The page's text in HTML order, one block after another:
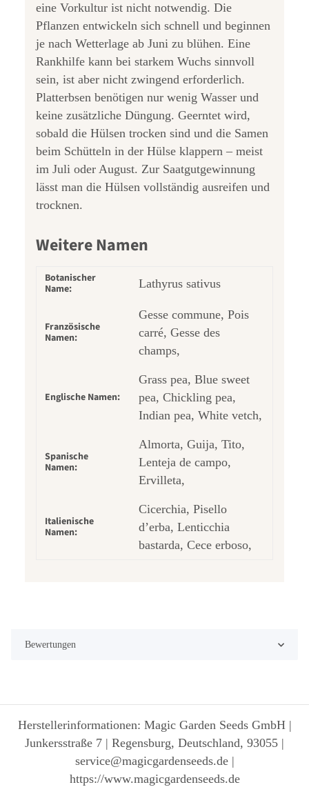
eine Vorkultur ist nicht notwendig. Die
Pflanzen entwickeln sich schnell und beginnen
je nach Wetterlage ab Juni zu blühen. Eine
Rankhilfe kann bei starkem Wuchs sinnvoll
sein, ist aber nicht zwingend erforderlich.
Platterbsen benötigen nur wenig Wasser und
keine zusätzliche Düngung. Geerntet wird,
sobald die Hülsen trocken sind und die Samen
beim Schütteln in der Hülse klappern – meist
im Juli oder August. Zur Saatgutgewinnung
lässt man die Hülsen vollständig ausreifen und
trocknen.
Weitere Namen
Botanischer
Name:
Lathyrus sativus
Französische
Namen:
Gesse commune, Pois
carré, Gesse des
champs,
Englische Namen:
Grass pea, Blue sweet
pea, Chickling pea,
Indian pea, White vetch,
Spanische
Namen:
Almorta, Guija, Tito,
Lenteja de campo,
Ervilleta,
Italienische
Namen:
Cicerchia, Pisello
d’erba, Lenticchia
bastarda, Cece erboso,
Bewertungen
Herstellerinformationen: Magic Garden Seeds GmbH |
Junkersstraße 7 | Regensburg, Deutschland, 93055 |
service@magicgardenseeds.de |
https://www.magicgardenseeds.de